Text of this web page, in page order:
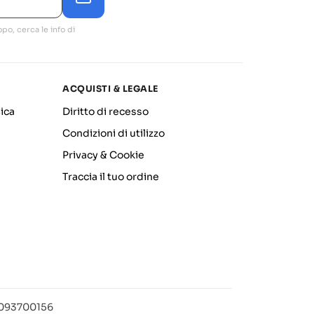
cerca le info di
ACQUISTI & LEGALE
Diritto di recesso
Condizioni di utilizzo
Privacy & Cookie
Traccia il tuo ordine